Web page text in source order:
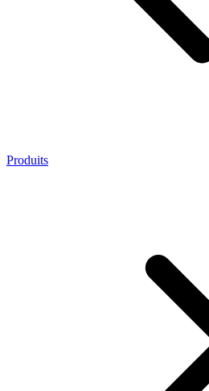
Produits